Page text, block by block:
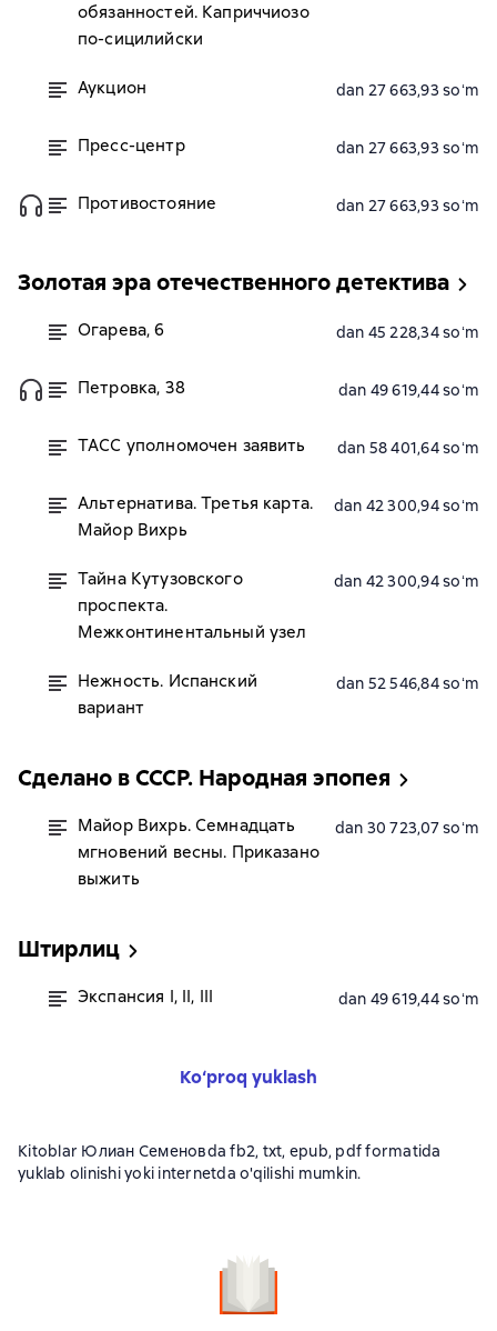
обязанностей. Каприччиозо
по-сицилийски
Аукцион dan 27 663,93 soʻm
Пресс-центр dan 27 663,93 soʻm
Противостояние dan 27 663,93 soʻm
Золотая эра отечественного детектива
Огарева, 6 dan 45 228,34 soʻm
Петровка, 38 dan 49 619,44 soʻm
ТАСС уполномочен заявить dan 58 401,64 soʻm
Альтернатива. Третья карта.
Майор Вихрь
dan 42 300,94 soʻm
Тайна Кутузовского
проспекта.
Межконтинентальный узел
dan 42 300,94 soʻm
Нежность. Испанский
вариант
dan 52 546,84 soʻm
Сделано в СССР. Народная эпопея
Майор Вихрь. Семнадцать
мгновений весны. Приказано
выжить
dan 30 723,07 soʻm
Штирлиц
Экспансия I, II, III dan 49 619,44 soʻm
Ko‘proq yuklash
Kitoblar Юлиан Семеновda fb2, txt, epub, pdf formatida
yuklab olinishi yoki internetda o'qilishi mumkin.